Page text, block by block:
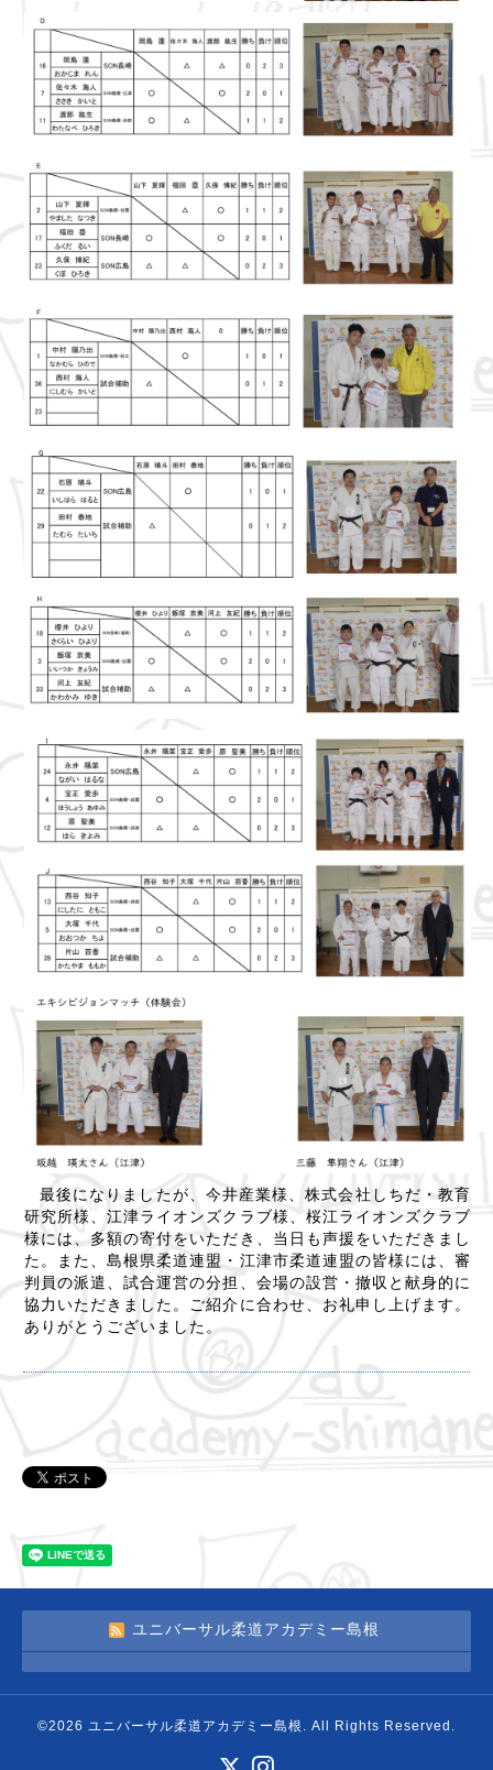
最後になりましたが、今井産業様、株式会社しちだ・教育
研究所様、江津ライオンズクラブ様、桜江ライオンズクラブ
様には、多額の寄付をいただき、当日も声援をいただきまし
た。また、島根県柔道連盟・江津市柔道連盟の皆様には、審
判員の派遣、試合運営の分担、会場の設営・撤収と献身的に
協力いただきました。ご紹介に合わせ、お礼申し上げます。
ありがとうございました。
ユニバーサル柔道アカデミー島根
©2026 ユニバーサル柔道アカデミー島根 . All Rights Reserved.